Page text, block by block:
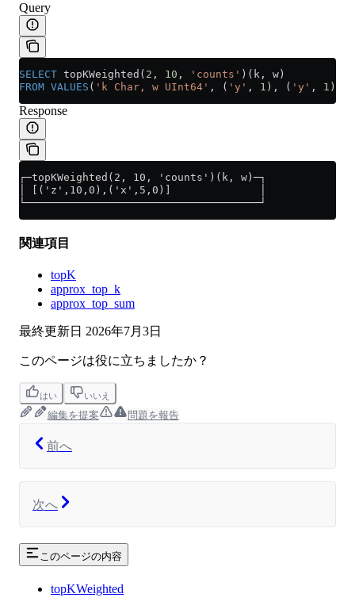
Query
SELECT topKWeighted( 2 , 10 , 'counts' )(k, w)
FROM VALUES ( 'k Char, w UInt64' , ( 'y' , 1 ), ( 'y' , 1 ), (
Response
┌─topKWeighted(2, 10, 'counts')(k, w)─┐
│ [('z',10,0),('x',5,0)]              │
└─────────────────────────────────────┘
関連項目
topK
approx_top_k
approx_top_sum
最終更新日 2026年7月3日
このページは役に立ちましたか？
はい いいえ
編集を提案 問題を報告
前へ
次へ
このページの内容
topKWeighted